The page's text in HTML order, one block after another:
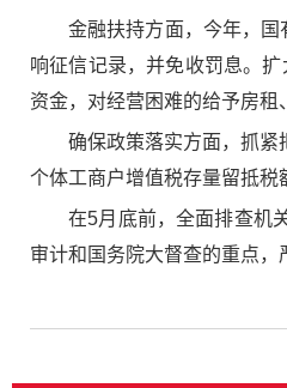
金融扶持方面，今年，
响征信记录，并免收罚息。
资金，对经营困难的给予房租
确保政策落实方面，抓
个体工商户增值税存量留抵
在5月底前，全面排查机
审计和国务院大督查的重点